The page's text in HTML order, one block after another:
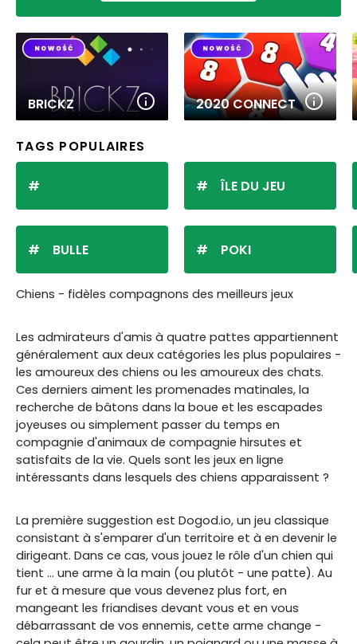
BRICKZ 2020 CONNECT
TAGS POPULAIRES
BULLE
ÎLE DU JEU
POKI
Chiens - fidèles compagnons des meilleurs jeux
Les admirateurs d'amis à quatre pattes appartiennent
généralement aux deux catégories les plus populaires -
les amoureux des chiens ou les amoureux des chats.
Ces derniers aiment les promenades matinales, la
recherche de bâtons dans la boue et les escapades
joyeuses ou simplement passer du temps en
compagnie d'animaux de compagnie hirsutes et
satisfaits de la vie. Quels sont les jeux en ligne
intéressants dans lesquels des chiens apparaissent ?
La première suggestion est Dogod.io, un jeu classique
consistant à s'emparer d'un territoire et à en devenir le
dirigeant. Dans ce cas, vous jouez le rôle d'un chien qui
tient ... une arme à la main (ou plutôt - une patte). Au
fur et à mesure que vous devenez plus fort, en
mangeant les friandises devant vous et en vous
débarrassant de vos ennemis, cette arme change -